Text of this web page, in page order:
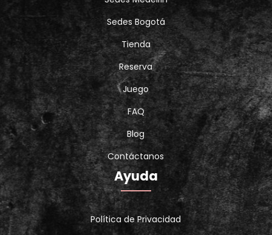
Sedes Bogotá
Tienda
Reserva
Juego
FAQ
Blog
Contáctanos
Ayuda
Política de Privacidad